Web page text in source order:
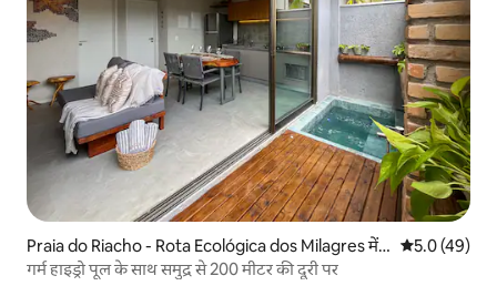
Praia do Riacho - Rota Ecológica dos Milagres में घ
र
औसत रेटिंग 5
5.0 (49)
गर्म हाइड्रो पूल के साथ समुद्र से 200 मीटर की दूरी पर